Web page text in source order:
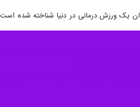
یک ورزش درمانی در دنیا شناخته شده
مشترک وزیر ورزش و جوانان و استاندار
تجلیل به عمل آمد.
گرفت، برگزاری یک دوره مسابقه